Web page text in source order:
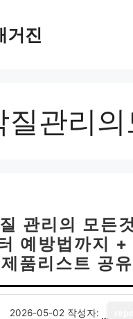
거진
질관리의
관리의 모든
예방법까지 +
품리스트 공
2026-05-02 작성자: